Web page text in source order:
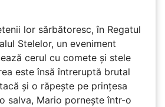
lor sărbătoresc, în Regatul
Stelelor, un eveniment
cerul cu comete și stele
este însă întreruptă brutal
și o răpește pe prinţesa
salva, Mario pornește într-o